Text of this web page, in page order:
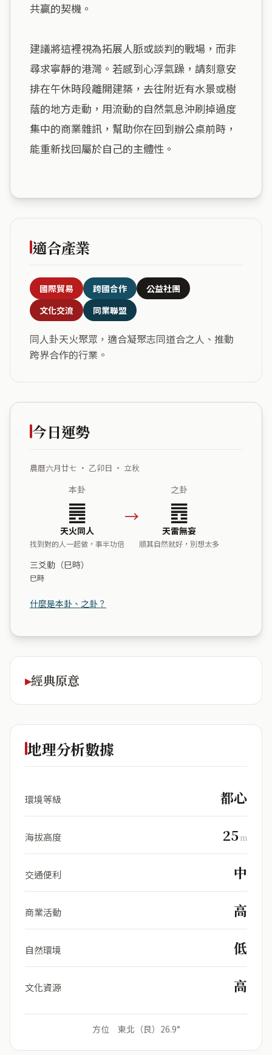
共贏的契機。
建議將這裡視為拓展人脈或談判的戰場，而非
尋求寧靜的港灣。若感到心浮氣躁，請刻意安
排在午休時段離開建築，去往附近有水景或樹
蔭的地方走動，用流動的自然氣息沖刷掉過度
集中的商業雜訊，幫助你在回到辦公桌前時，
能重新找回屬於自己的主體性。
適合產業
國際貿易 跨國合作
公益社團
文化交流
同業聯盟
同人卦天火聚眾，適合凝聚志同道合之人、推動
跨界合作的行業。
今日運勢
農曆六月廿七 ・ 乙卯日 ・ 立秋
本卦
䷌
天火同人
找到對的人一起做，事半功倍
→
之卦
䷘
天雷無妄
順其自然就好，別想太多
三爻動（巳時）
巳時
什麼是本卦、之卦？
經典原意
地理分析數據
環境等級 都心
海拔高度 25 m
交通便利 中
商業活動 高
自然環境 低
文化資源 高
方位 東北（艮）26.9°